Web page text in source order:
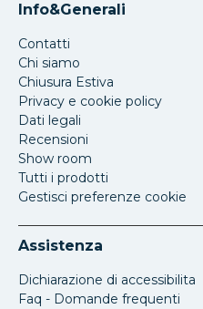
Info&Generali
Contatti
Chi siamo
Chiusura Estiva
Privacy e cookie policy
Dati legali
Recensioni
Show room
Tutti i prodotti
Gestisci preferenze cookie
Assistenza
Dichiarazione di accessibilita
Faq - Domande frequenti